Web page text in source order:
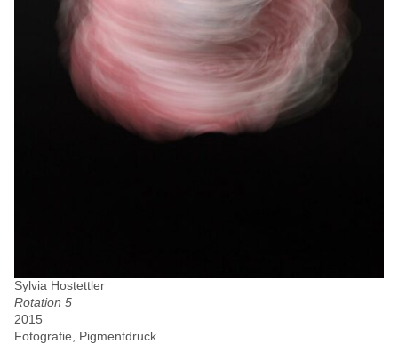
Sylvia Hostettler
Rotation 5
2015
Fotografie, Pigmentdruck